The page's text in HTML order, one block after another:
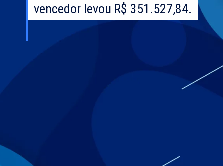
vencedor levou R$ 351.527,84.
vencedor levou R$ 351.527,84.